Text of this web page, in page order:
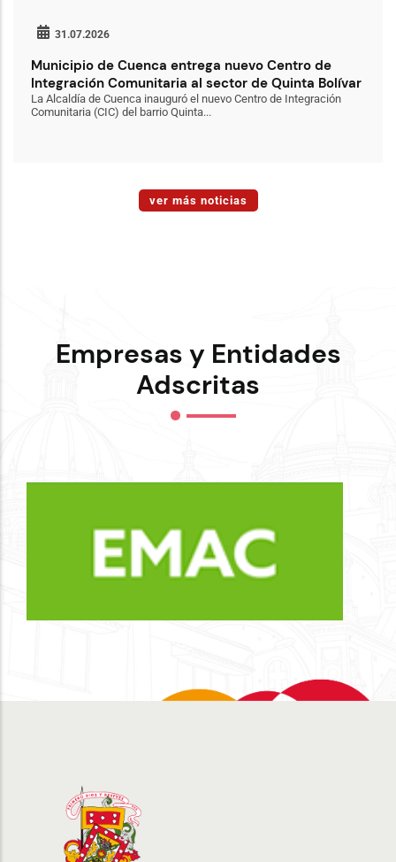
31.07.2026
Municipio de Cuenca entrega nuevo Centro de
Integración Comunitaria al sector de Quinta Bolívar
La Alcaldía de Cuenca inauguró el nuevo Centro de Integración
Comunitaria (CIC) del barrio Quinta...
ver más noticias
Empresas y Entidades
Adscritas